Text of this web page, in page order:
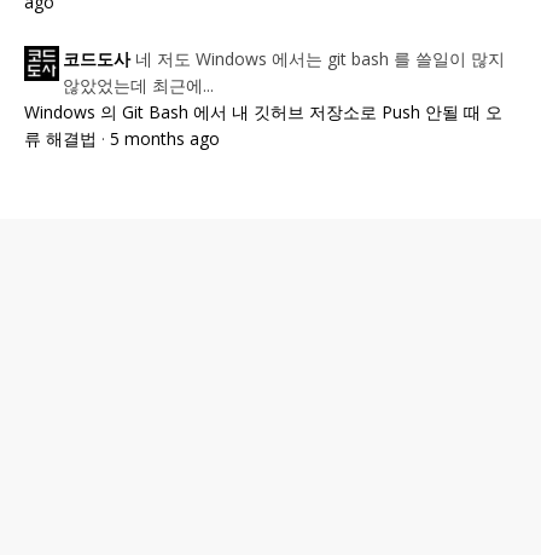
코드도사 네 저도 Windows 에서는 git bash 를 쓸일이 많지
않았었는데 최근에...
Windows 의 Git Bash 에서 내 깃허브 저장소로 Push 안될 때 오
류 해결법 · 5 months ago